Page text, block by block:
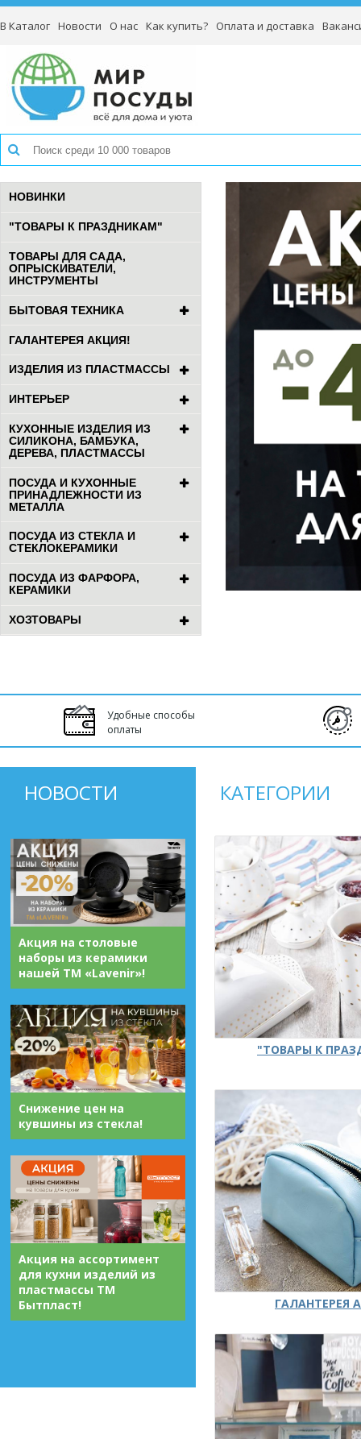
В Каталог Новости О нас Как купить? Оплата и доставка
НОВИНКИ
"ТОВАРЫ К ПРАЗДНИКАМ"
ТОВАРЫ ДЛЯ САДА,
ОПРЫСКИВАТЕЛИ,
ИНСТРУМЕНТЫ
БЫТОВАЯ ТЕХНИКА
ГАЛАНТЕРЕЯ АКЦИЯ!
ИЗДЕЛИЯ ИЗ ПЛАСТМАССЫ
ИНТЕРЬЕР
КУХОННЫЕ ИЗДЕЛИЯ ИЗ
СИЛИКОНА, БАМБУКА,
ДЕРЕВА, ПЛАСТМАССЫ
ПОСУДА И КУХОННЫЕ
ПРИНАДЛЕЖНОСТИ ИЗ
МЕТАЛЛА
ПОСУДА ИЗ СТЕКЛА И
СТЕКЛОКЕРАМИКИ
ПОСУДА ИЗ ФАРФОРА,
КЕРАМИКИ
ХОЗТОВАРЫ
Удобные способы
оплаты
НОВОСТИ
Акция на столовые
наборы из керамики
нашей ТМ «Lavenir»!
Снижение цен на
кувшины из стекла!
Акция на ассортимент
для кухни изделий из
пластмассы ТМ
Бытпласт!
КАТЕГОРИИ
"ТОВАРЫ К
ГАЛАНТЕРЕЯ